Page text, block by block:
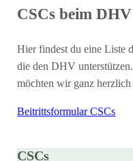
CSCs beim DHV
Hier findest du eine Liste
die den DHV
möchten wir ganz herzlich
Beitrittsformular CSCs
CSCs